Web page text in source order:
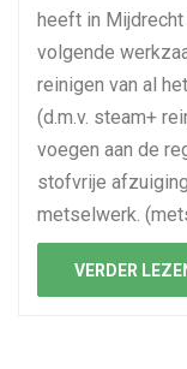
heeft in Mijdrecht
volgende
reinigen van al
(d.m.v. steam+
voegen aan de
stofvrije
metselwerk.
VERDER